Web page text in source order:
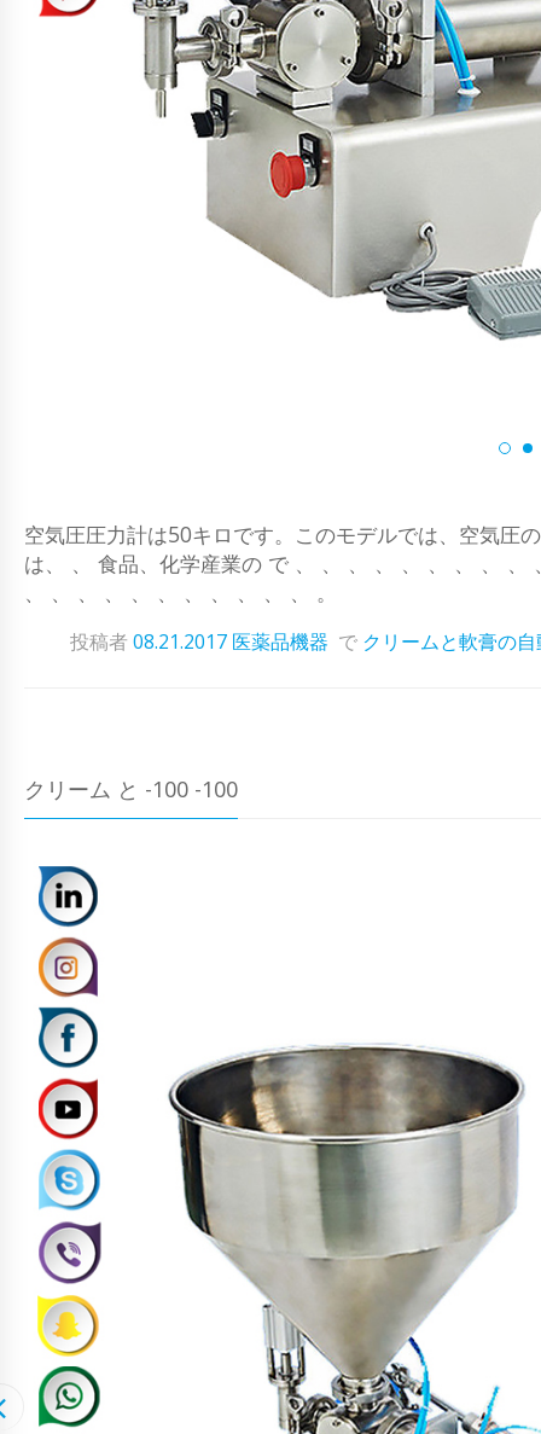
空気圧圧力計は50キロです。このモデルでは、空気圧
は、 、 食品、化学産業の で 、 、 、 、 、 、 、 、
、 、 、 、 、 、 、 、 、 、 、 。
投稿者08.21.2017 医薬品機器 で クリームと軟膏の
クリーム と -100 -100